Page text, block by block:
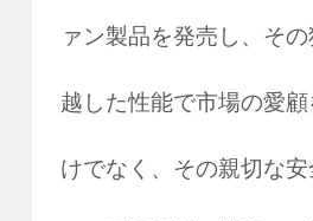
ァン製品を発売し、そ
越した性能で市場の愛
けでなく、その親切な